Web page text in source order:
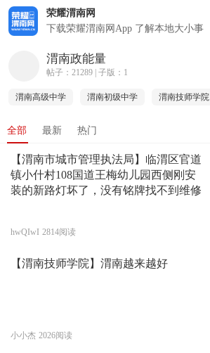
荣耀渭南网
下载荣耀渭南网App 了解本地大小事
下拉刷新
渭南政能量
帖子：21289 | 子版：1
渭南高级中学 渭南初级中学 渭南技师学院
全部 最新 热门
【渭南市城市管理执法局】临渭区官道
镇小什村108国道王梅幼儿园西侧刚安
装的新路灯坏了，没有铭牌找不到维修
hwQIwI 2814阅读
【渭南技师学院】渭南越来越好
小小杰 2026阅读